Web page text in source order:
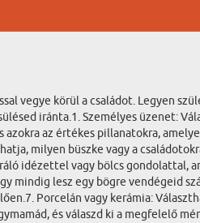
vegye körül a családot. Legyen
iránta.1. Személyes üzenet:
az értékes pillanatokra,
milyen büszke vagy a
idézettel vagy bölcs gondolattal,
mindig lesz egy bögre vendégeid
Porcelán vagy kerámia:
és válaszd ki a megfelelő